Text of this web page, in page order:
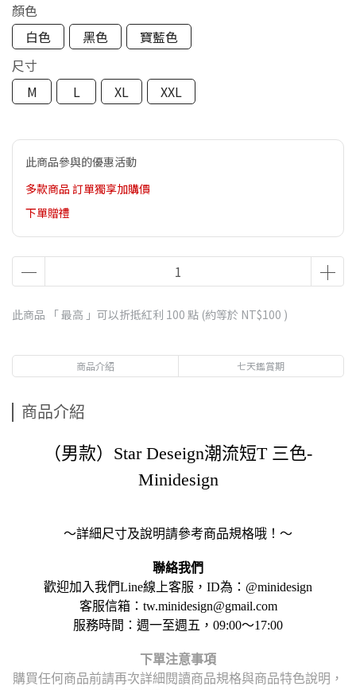
顏色
白色
黑色
寶藍色
尺寸
M
L XL XXL
此商品參與的優惠活動
多款商品 訂單獨享加購價
下單贈禮
此商品 「 最高 」可以折抵紅利 100 點 (約等於 NT$100 )
商品介紹 七天鑑賞期
商品介紹
（男款）Star Deseign潮流短T 三色-
Minidesign
～詳細尺寸及說明請參考商品規格哦！～
聯絡我們
歡迎加入我們Line線上客服，ID為：@minidesign
客服信箱：tw.minidesign@gmail.com
服務時間：週一至週五，09:00～17:00
下單注意事項
購買任何商品前請再次詳細閱讀商品規格與商品特色說明，